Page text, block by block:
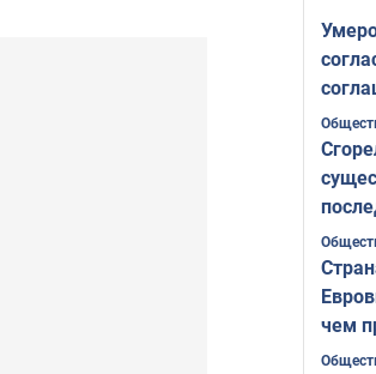
чем